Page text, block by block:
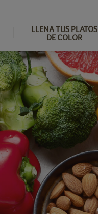
LLENA TUS PLATOS
DE COLOR